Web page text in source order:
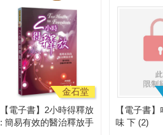
金石堂
【電子書】2小時得釋放
: 簡易有效的醫治釋放手
【電子書
味 下 (2)